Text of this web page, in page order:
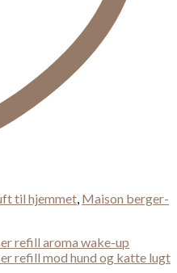
til hjemmet, Maison berger-